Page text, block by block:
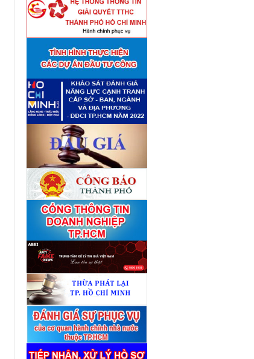
Thuê đơn vị tư vấn thẩm định
giá tài sản theo 09 Yêu cầu
định giá tài sản
(04/08)
■ Quyết định số 4489/QĐ-
UBND ngày 21 tháng 7 năm
2026 của Ủy ban nhân dân
Thành phố về việc công bố
danh mục thủ tục hành chính
bị bãi bỏ lĩnh vực Công nghệ
thông tin thuộc phạm vi chức
năng quản lý của Sở Tài
chính (27/07)
Quyết định số 4477/QĐ-
UBND ngày 20 tháng 7 năm
2026 của Ủy ban nhân dân
Thành phố về việc công bố
danh mục thủ tục hành chính
nội bộ mới ban hành lĩnh vực
Công nghệ thông tin thuộc
phạm vi chức năng quản lý
của Sở Tài chính (27/07)
■ Thuê đơn vị tư vấn thẩm định
giá số C45701 (lần 2)
(27/07)
Thuê đơn vị tư vấn thẩm định
giá số 38965 (27/07)